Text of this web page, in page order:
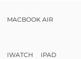
MACBOOK AIR
IWATCH IPAD